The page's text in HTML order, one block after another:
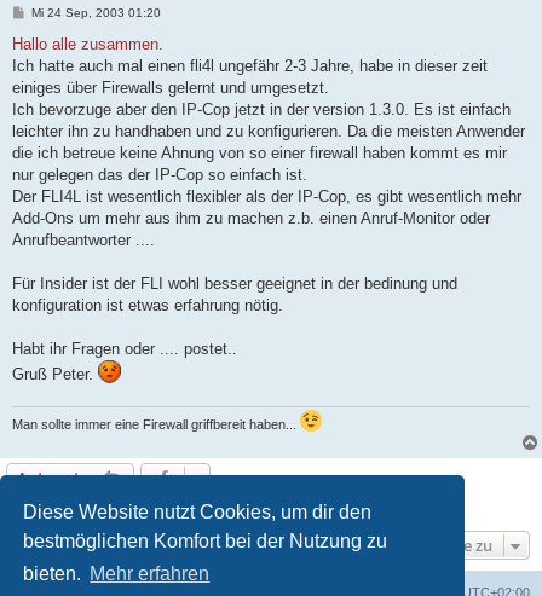
Diese Website nutzt Cookies, um dir den
bestmöglichen Komfort bei der Nutzung zu
bieten. Mehr erfahren
B
i
r
a
Mi 24 Sep, 2003 01:20
Hallo alle zusammen.
Ich hatte auch mal einen fli4l ungefähr 2-3 Jahre, habe in dieser zeit
einiges über Firewalls gelernt und umgesetzt.
Ich bevorzuge aber den IP-Cop jetzt in der version 1.3.0. Es ist einfach
leichter ihn zu handhaben und zu konfigurieren. Da die meisten Anwender
die ich betreue keine Ahnung von so einer firewall haben kommt es mir
nur gelegen das der IP-Cop so einfach ist.
Der FLI4L ist wesentlich flexibler als der IP-Cop, es gibt wesentlich mehr
Add-Ons um mehr aus ihm zu machen z.b. einen Anruf-Monitor oder
Anrufbeantworter ....
Für Insider ist der FLI wohl besser geeignet in der bedinung und
konfiguration ist etwas erfahrung nötig.
Habt ihr Fragen oder .... postet..
Gruß Peter.
Man sollte immer eine Firewall griffbereit haben...
Antworten
1 Beitrag • Seite1von 1
Gehe zu
UTC+02:00